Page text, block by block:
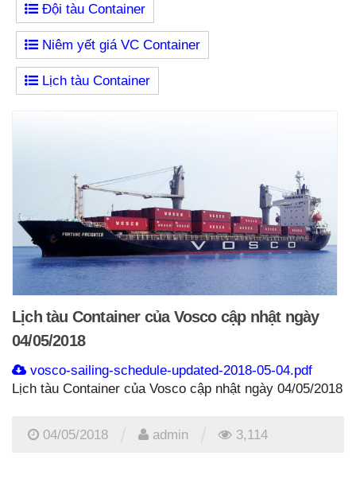
Đội tàu Container
Niêm yết giá VC Container
Lịch tàu Container
Lịch tàu Container của Vosco cập nhật ngày
04/05/2018
vosco-sailing-schedule-updated-2018-05-04.pdf
Lịch tàu Container của Vosco cập nhật ngày 04/05/2018
04/05/2018 admin 3,114